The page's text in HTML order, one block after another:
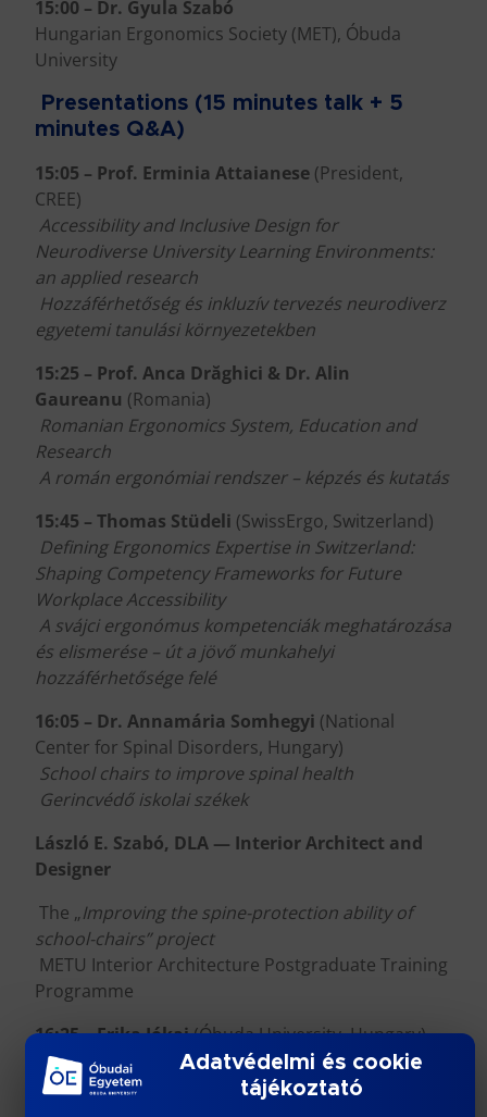
15:00 – Dr. Gyula Szabó
Hungarian Ergonomics Society (MET), Óbuda
University
Presentations (15 minutes talk + 5
minutes Q&A)
15:05 – Prof. Erminia Attaianese (President,
CREE)
Accessibility and Inclusive Design for
Neurodiverse University Learning Environments:
an applied research
Hozzáférhetőség és inkluzív tervezés neurodiverz
egyetemi tanulási környezetekben
15:25 – Prof. Anca Drăghici & Dr. Alin
Gaureanu (Romania)
Romanian Ergonomics System, Education and
Research
A román ergonómiai rendszer – képzés és kutatás
15:45 – Thomas Stüdeli (SwissErgo, Switzerland)
Defining Ergonomics Expertise in Switzerland:
Shaping Competency Frameworks for Future
Workplace Accessibility
A svájci ergonómus kompetenciák meghatározása
és elismerése – út a jövő munkahelyi
hozzáférhetősége felé
16:05 – Dr. Annamária Somhegyi (National
Center for Spinal Disorders, Hungary)
School chairs to improve spinal health
Gerincvédő iskolai székek
László E. Szabó, DLA — Interior Architect and
Designer
The „Improving the spine-protection ability of
school-chairs” project
METU Interior Architecture Postgraduate Training
Programme
16:25 – Erika Jókai(Óbuda University, Hungary)
Courses on Workplace Accessibility and Inclusive
Design at ÓE’s specialized trainings
Adatvédelmi és cookie
tájékoztató